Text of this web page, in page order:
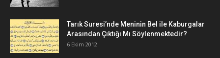
Tarık Suresi’nde Meninin Bel ile Kaburgalar
Arasından Çıktığı Mı Söylenmektedir?
6 Ekim 2012